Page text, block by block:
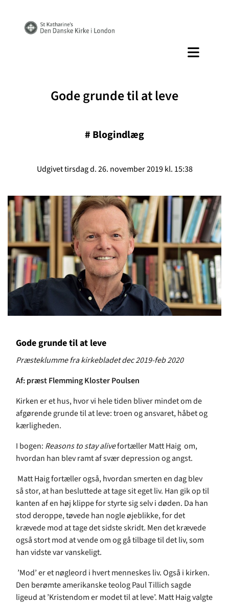
Gode grunde til at leve
# Blogindlæg
Udgivet tirsdag d. 26. november 2019 kl. 15:38
Gode grunde til at leve
Præsteklumme fra kirkebladet dec 2019-feb 2020
Af: præst Flemming Kloster Poulsen
Kirken er et hus, hvor vi hele tiden bliver mindet om de
afgørende grunde til at leve: troen og ansvaret, håbet og
kærligheden.
I bogen: Reasons to stay alivefortæller Matt Haig om,
hvordan han blev ramt af svær depression og angst.
Matt Haig fortæller også, hvordan smerten en dag blev
så stor, at han besluttede at tage sit eget liv. Han gik op til
kanten af en høj klippe for styrte sig selv i døden. Da han
stod deroppe, tøvede han nogle øjeblikke, for det
krævede mod at tage det sidste skridt. Men det krævede
også stort mod at vende om og gå tilbage til det liv, som
han vidste var vanskeligt.
’Mod’ er et nøgleord i hvert menneskes liv. Også i kirken.
Den berømte amerikanske teolog Paul Tillich sagde
ligeud at ’Kristendom er modet til at leve’. Matt Haig valgte